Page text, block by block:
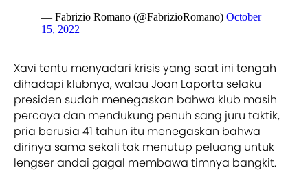
— Fabrizio Romano (@FabrizioRomano) October
15, 2022
Xavi tentu menyadari krisis yang saat ini tengah
dihadapi klubnya, walau Joan Laporta selaku
presiden sudah menegaskan bahwa klub masih
percaya dan mendukung penuh sang juru taktik,
pria berusia 41 tahun itu menegaskan bahwa
dirinya sama sekali tak menutup peluang untuk
lengser andai gagal membawa timnya bangkit.